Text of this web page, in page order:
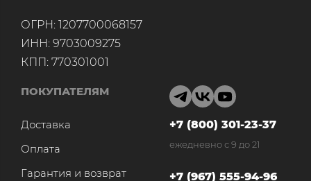
ОГРН: 1207700068157
ИНН: 9703009275
КПП: 770301001
ПОКУПАТЕЛЯМ
Доставка
Оплата
Гарантия и возврат
+7 (800) 301-23-37
ежедневно с 9 до 21
+7 (967) 555-94-96